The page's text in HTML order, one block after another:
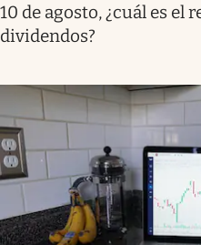
10 de agosto, ¿cuál es el
dividendos?